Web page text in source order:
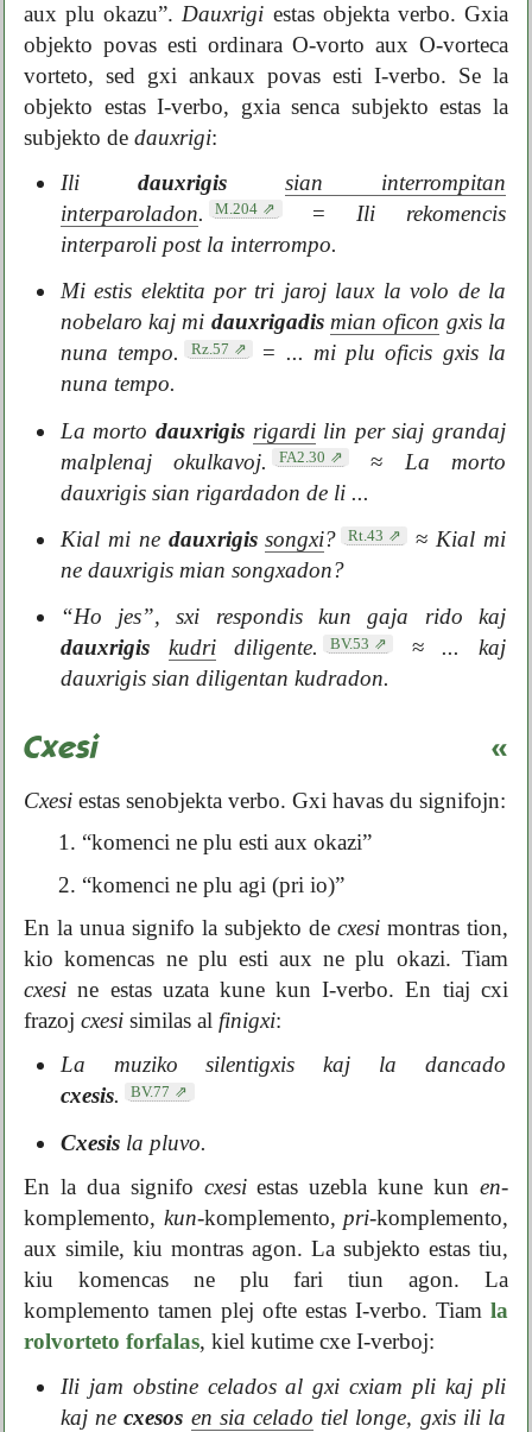
aux plu okazu”. Dauxrigi estas objekta verbo. Gxia
objekto povas esti ordinara O-vorto aux O-vorteca
vorteto, sed gxi ankaux povas esti I-verbo. Se la
objekto estas I-verbo, gxia senca subjekto estas la
subjekto dedauxrigi:
Ili dauxrigis
sian interrompitan
interparoladon. M.204 = Ili rekomencis
interparoli post la interrompo.
Mi estis elektita por tri jaroj laux la volo de la
nobelaro kaj mi dauxrigadis mian oficon gxis la
nuna tempo.
Rz.57 = ... mi plu oficis gxis la
nuna tempo.
La mortodauxrigis rigardilin per siaj grandaj
malplenaj okulkavoj.
FA2.30 ≈ La morto
dauxrigis sian rigardadon de li ...
Kial mi ne dauxrigis songxi? Rt.43 ≈ Kial mi
ne dauxrigis mian songxadon?
“Ho jes”, sxi respondis kun gaja rido kaj
dauxrigis
kudridiligente. BV.53 ≈ ... kaj
dauxrigis sian diligentan kudradon.
Cxesi «
Cxesi estas senobjekta verbo. Gxi havas du signifojn:
1. “komenci ne plu esti aux okazi”
2. “komenci ne plu agi (pri io)”
En la unua signifo la subjekto de cxesimontras tion,
kio komencas ne plu esti aux ne plu okazi. Tiam
cxesi ne estas uzata kune kun I-verbo. En tiaj cxi
frazojcxesi similas al finigxi:
La muziko silentigxis kaj la dancado
cxesis. BV.77
Cxesisla pluvo.
En la dua signifo cxesiestas uzebla kune kun en-
komplemento, kun-komplemento, pri-komplemento,
aux simile, kiu montras agon. La subjekto estas tiu,
kiu komencas ne plu fari tiun agon. La
komplemento tamen plej ofte estas I-verbo. Tiam la
rolvorteto forfalas, kiel kutime cxe I-verboj:
Ili jam obstine celados al gxi cxiam pli kaj pli
kaj necxesos en sia celado tiel longe, gxis ili la